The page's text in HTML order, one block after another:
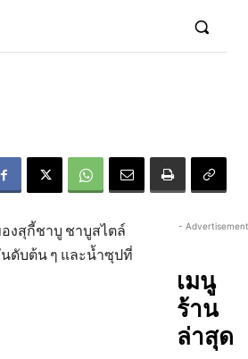
งสุกี้ชาบู ชาบูสไตล์
ดับต้น ๆ และน้ำซุปที่
-
เมนู
ร้าน
ล่าสุด